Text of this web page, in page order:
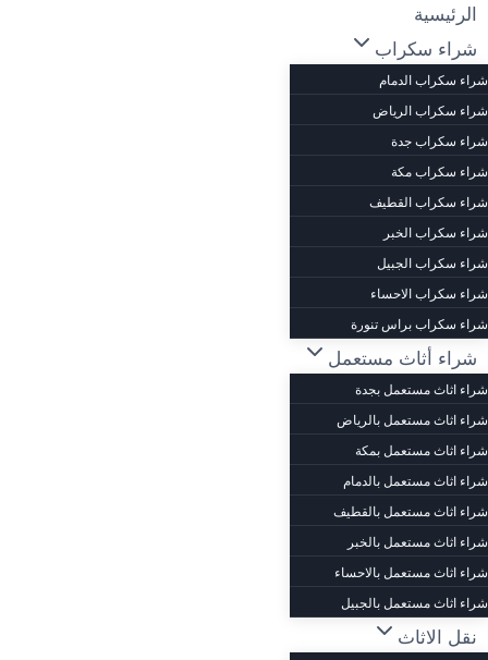
التجاوز
إلى
المحتوى
الرئيسية
شراء سكراب
شراء سكراب الدمام
شراء سكراب الرياض
شراء سكراب جدة
شراء سكراب مكة
شراء سكراب القطيف
شراء سكراب الخبر
شراء سكراب الجبيل
شراء سكراب الاحساء
شراء سكراب براس تنورة
شراء أثاث مستعمل
شراء اثاث مستعمل بجدة
شراء اثاث مستعمل بالرياض
شراء اثاث مستعمل بمكة
شراء اثاث مستعمل بالدمام
شراء اثاث مستعمل بالقطيف
شراء اثاث مستعمل بالخبر
شراء اثاث مستعمل بالاحساء
شراء اثاث مستعمل بالجبيل
نقل الاثاث